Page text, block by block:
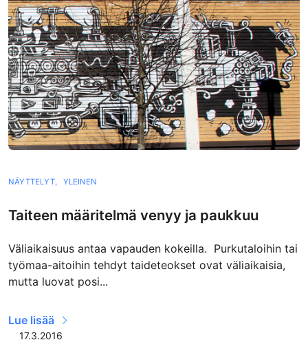
NÄYTTELYT, YLEINEN
Taiteen määritelmä venyy ja paukkuu
Väliaikaisuus antaa vapauden kokeilla. Purkutaloihin tai
työmaa-aitoihin tehdyt taideteokset ovat väliaikaisia,
mutta luovat posi...
Lue lisää
17.3.2016